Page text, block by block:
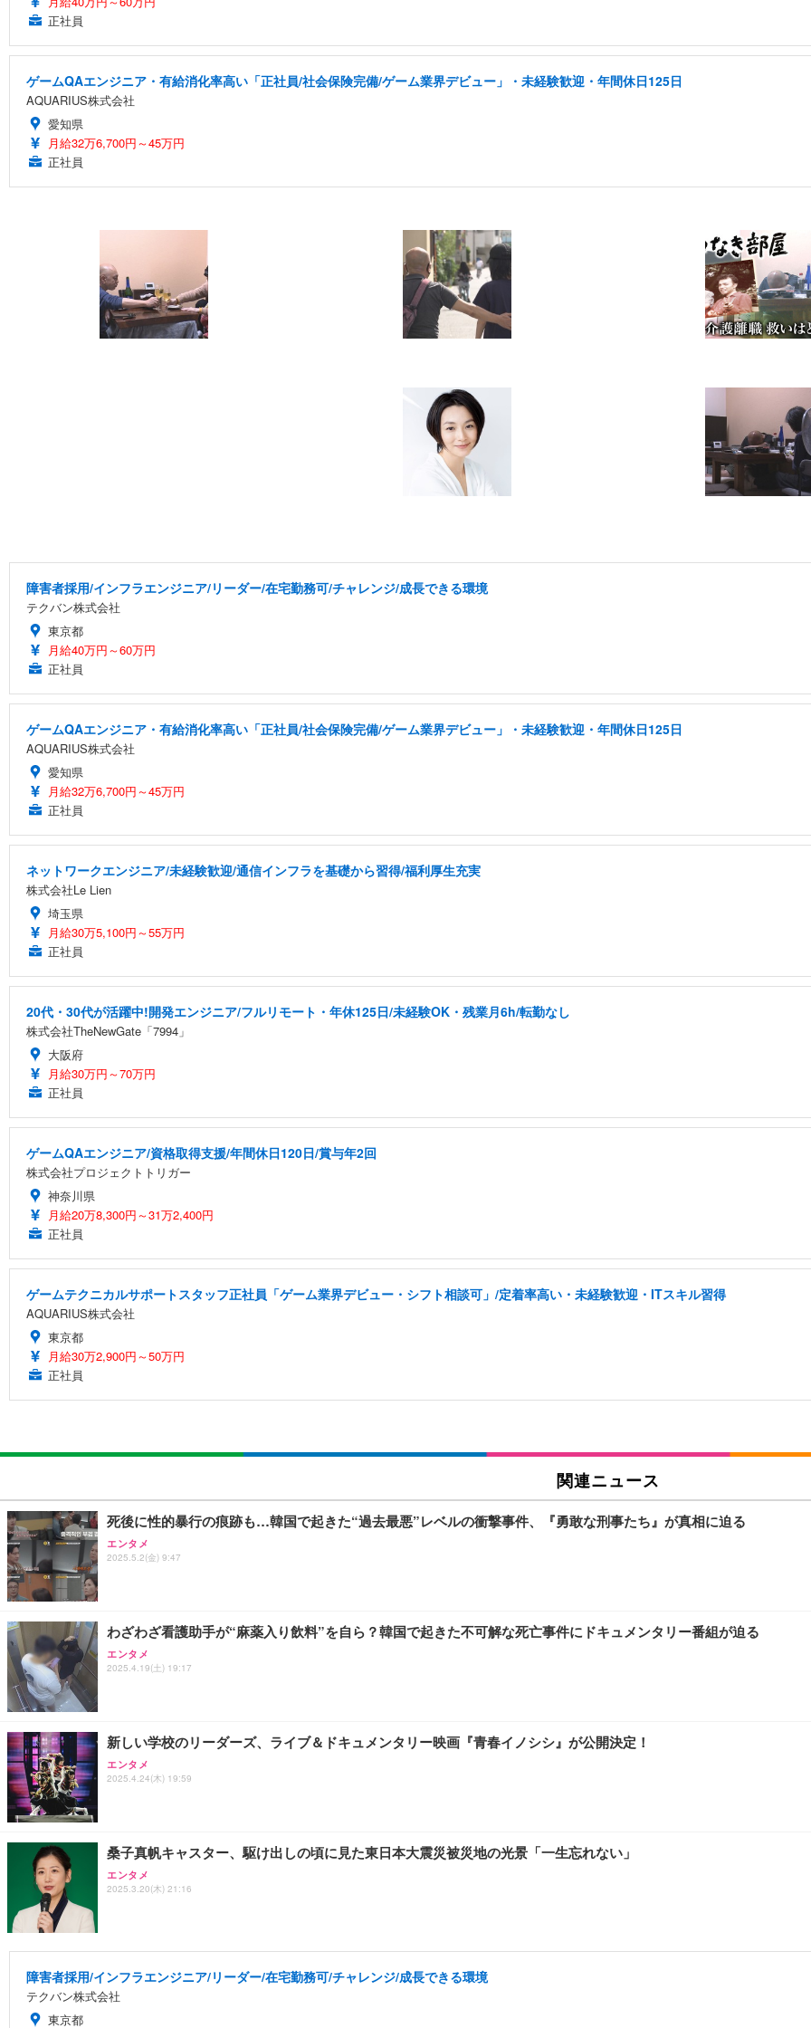
正社員
ゲームQAエンジニア・有給消化率高い「正社員/社会保険完備/ゲーム業界デビュー」・未経験歓迎・年間休日125日
AQUARIUS株式会社
愛知県
月給32万6,700円～45万円
正社員
障害者採用/インフラエンジニア/リーダー/在宅勤務可/チャレンジ/成長できる環境
テクバン株式会社
東京都
月給40万円～60万円
正社員
ゲームQAエンジニア・有給消化率高い「正社員/社会保険完備/ゲーム業界デビュー」・未経験歓迎・年間休日125日
AQUARIUS株式会社
愛知県
月給32万6,700円～45万円
正社員
ネットワークエンジニア/未経験歓迎/通信インフラを基礎から習得/福利厚生充実
株式会社Le Lien
埼玉県
月給30万5,100円～55万円
正社員
20代・30代が活躍中!開発エンジニア/フルリモート・年休125日/未経験OK・残業月6h/転勤なし
株式会社TheNewGate「7994」
大阪府
月給30万円～70万円
正社員
ゲームQAエンジニア/資格取得支援/年間休日120日/賞与年2回
株式会社プロジェクトトリガー
神奈川県
月給20万8,300円～31万2,400円
正社員
ゲームテクニカルサポートスタッフ正社員「ゲーム業界デビュー・シフト相談可」/定着率高い・未経験歓迎・ITスキル習得
AQUARIUS株式会社
東京都
月給30万2,900円～50万円
正社員
関連ニュース
死後に性的暴行の痕跡も…韓国で起きた“過去最悪”レベルの衝撃事件、『勇敢な刑事たち』が真相に迫る
エンタメ
2025.5.2(金) 9:47
わざわざ看護助手が“麻薬入り飲料”を自ら？韓国で起きた不可解な死亡事件にドキュメンタリー番組が迫る
エンタメ
2025.4.19(土) 19:17
新しい学校のリーダーズ、ライブ＆ドキュメンタリー映画『青春イノシシ』が公開決定！
エンタメ
2025.4.24(木) 19:59
桑子真帆キャスター、駆け出しの頃に見た東日本大震災被災地の光景「一生忘れない」
エンタメ
2025.3.20(木) 21:16
障害者採用/インフラエンジニア/リーダー/在宅勤務可/チャレンジ/成長できる環境
テクバン株式会社
東京都